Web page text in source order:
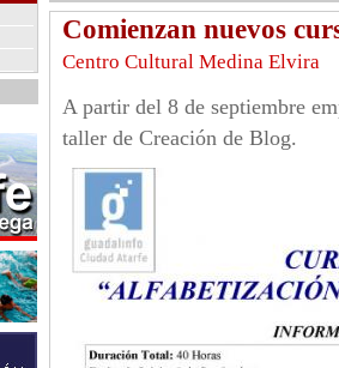
Comienzan nuevos
Centro Cultural Medina Elvira
A partir del 8 de septiembre
taller de Creación de Blog.